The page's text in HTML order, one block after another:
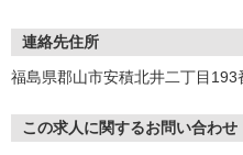
連絡先住所
福島県郡山市安積北井二丁目193
この求人に関するお問い合わせ